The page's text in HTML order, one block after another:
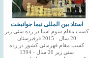
استاد بین المللی نیما جوانبخت
کسب مقام سوم اسیا در رده سنی زیر
20 سال - 2015 قرقیزستان
کسب مقام قهرمانی کشور در رده
سنی زیر 20 سال - 1394